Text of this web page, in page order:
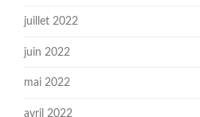
juillet 2022
juin 2022
mai 2022
avril 2022